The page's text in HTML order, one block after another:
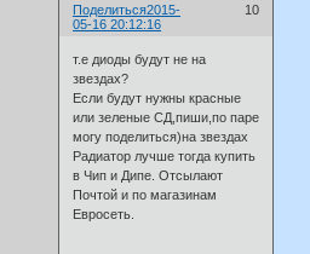
Поделиться 10
2015-
05-16 20:12:16
т.е диоды будут не на
звездах?
Если будут нужны красные
или зеленые СД,пиши,по паре
могу поделиться)на звездах
Радиатор лучше тогда купить
в Чип и Дипе. Отсылают
Почтой и по магазинам
Евросеть.